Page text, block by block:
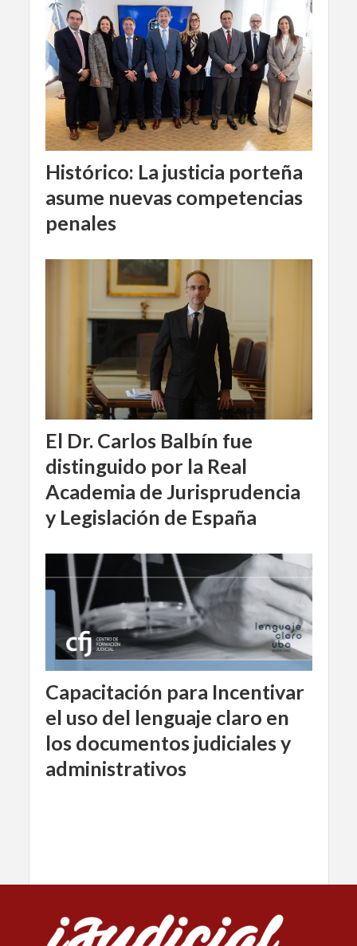
Histórico: La justicia porteña
asume nuevas competencias
penales
El Dr. Carlos Balbín fue
distinguido por la Real
Academia de Jurisprudencia
y Legislación de España
Capacitación para Incentivar
el uso del lenguaje claro en
los documentos judiciales y
administrativos